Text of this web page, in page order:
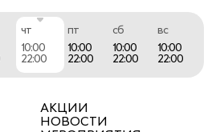
чт
10:00
22:00
пт
10:00
22:00
сб
10:00
22:00
вс
10:00
22:00
АКЦИИ
НОВОСТИ